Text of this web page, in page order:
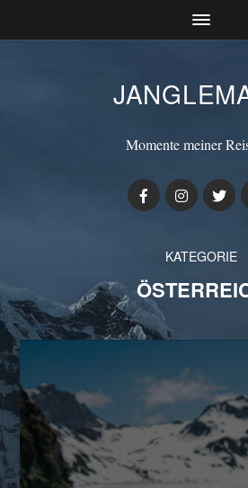
Momente meiner
KATEGORIE